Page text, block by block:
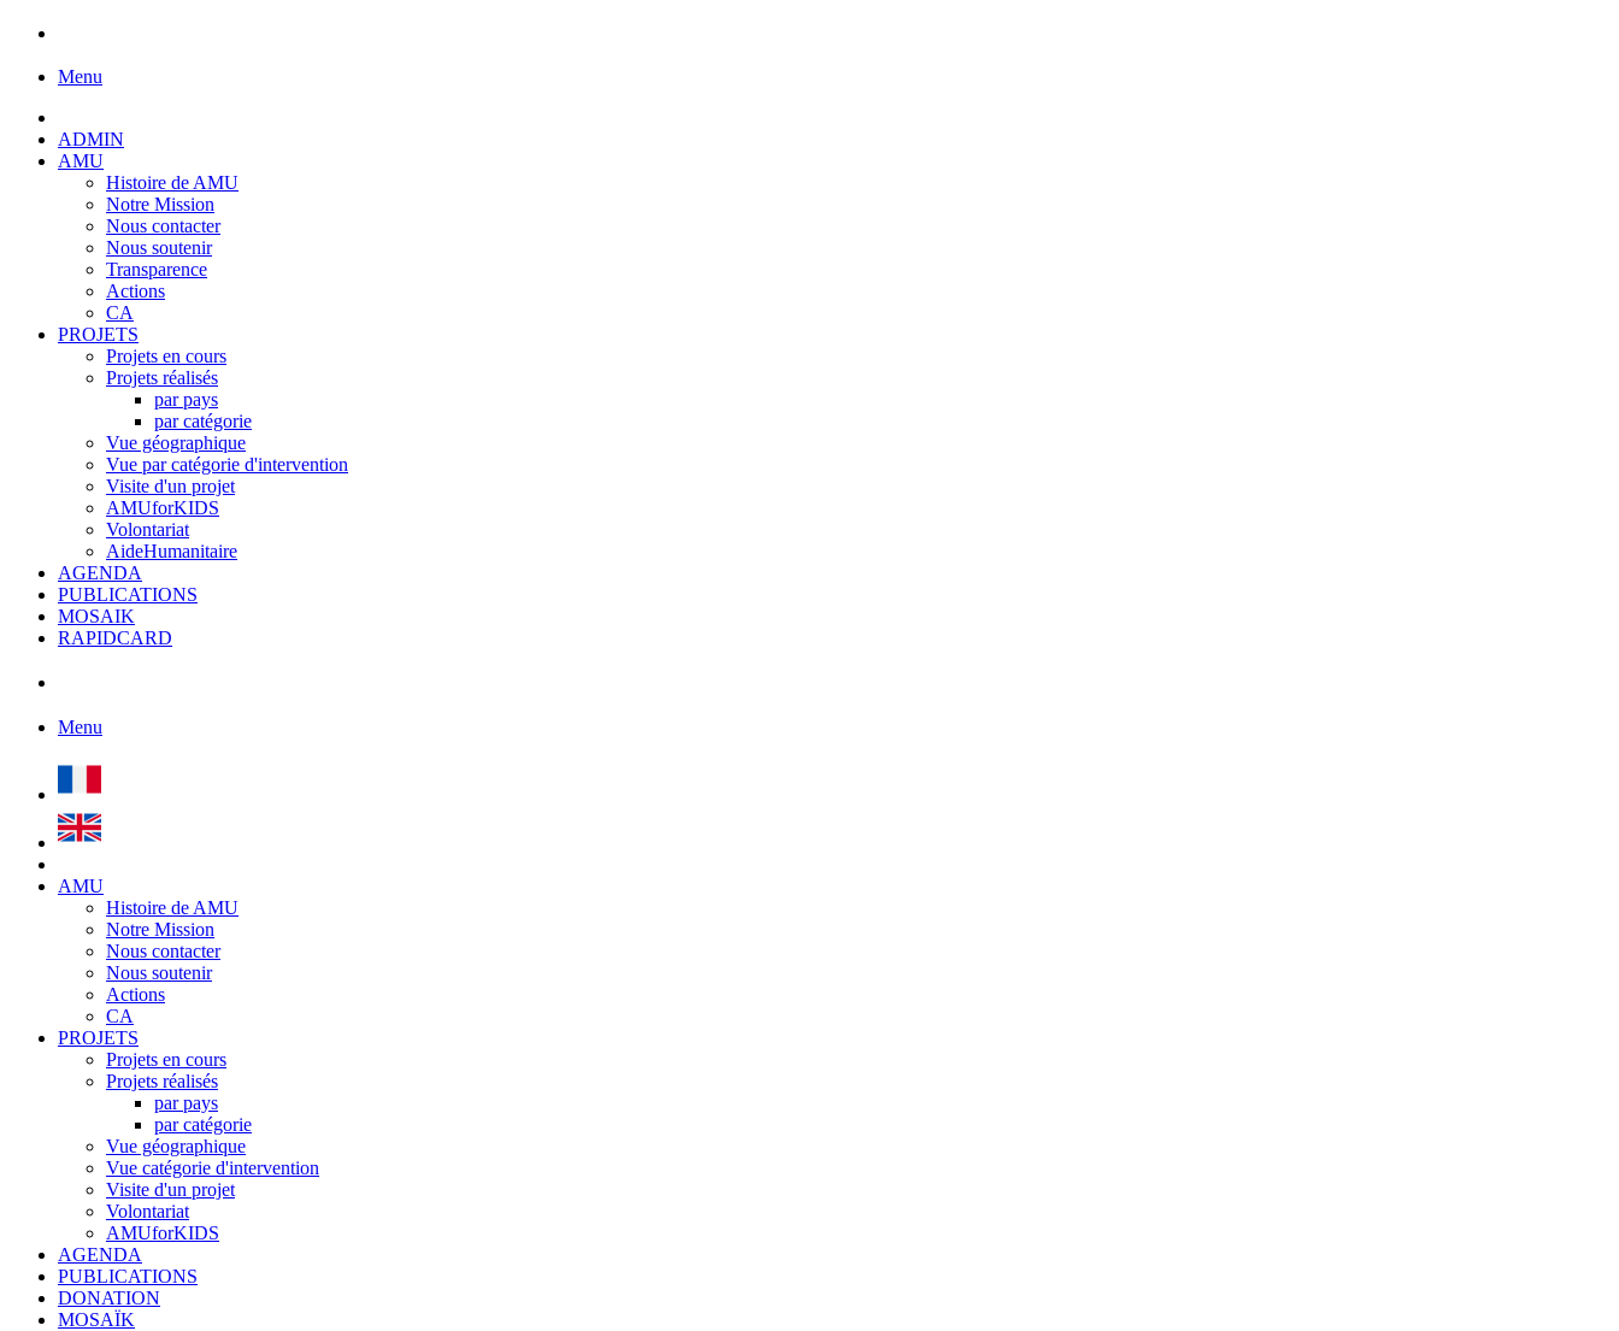
Menu
ADMIN
AMU
Histoire de AMU
Notre Mission
Nous contacter
Nous soutenir
Transparence
Actions
CA
PROJETS
Projets en cours
Projets réalisés
par pays
par catégorie
Vue géographique
Vue par catégorie d'intervention
Visite d'un projet
AMUforKIDS
Volontariat
AideHumanitaire
AGENDA
PUBLICATIONS
MOSAIK
RAPIDCARD
Menu
AMU
Histoire de AMU
Notre Mission
Nous contacter
Nous soutenir
Actions
CA
PROJETS
Projets en cours
Projets réalisés
par pays
par catégorie
Vue géographique
Vue catégorie d'intervention
Visite d'un projet
Volontariat
AMUforKIDS
AGENDA
PUBLICATIONS
DONATION
MOSAÏK